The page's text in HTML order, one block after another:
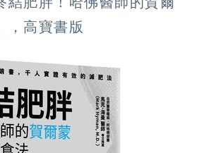
，高寶書版